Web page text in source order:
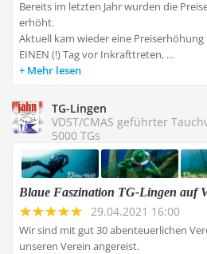
Bereits im letzten Jahr wurden die
erhöht.
Aktuell kam wieder eine
EINEN (!) Tag vor Inkrafttreten, ...
Mehr lesen
TG-Lingen
VDST/CMAS geführter
5000 TGs
Blaue Faszination TG-Lingen auf
29.04.2021 16:00
Wir sind mit gut 30 abenteuerlichen
unseren Verein angereist.